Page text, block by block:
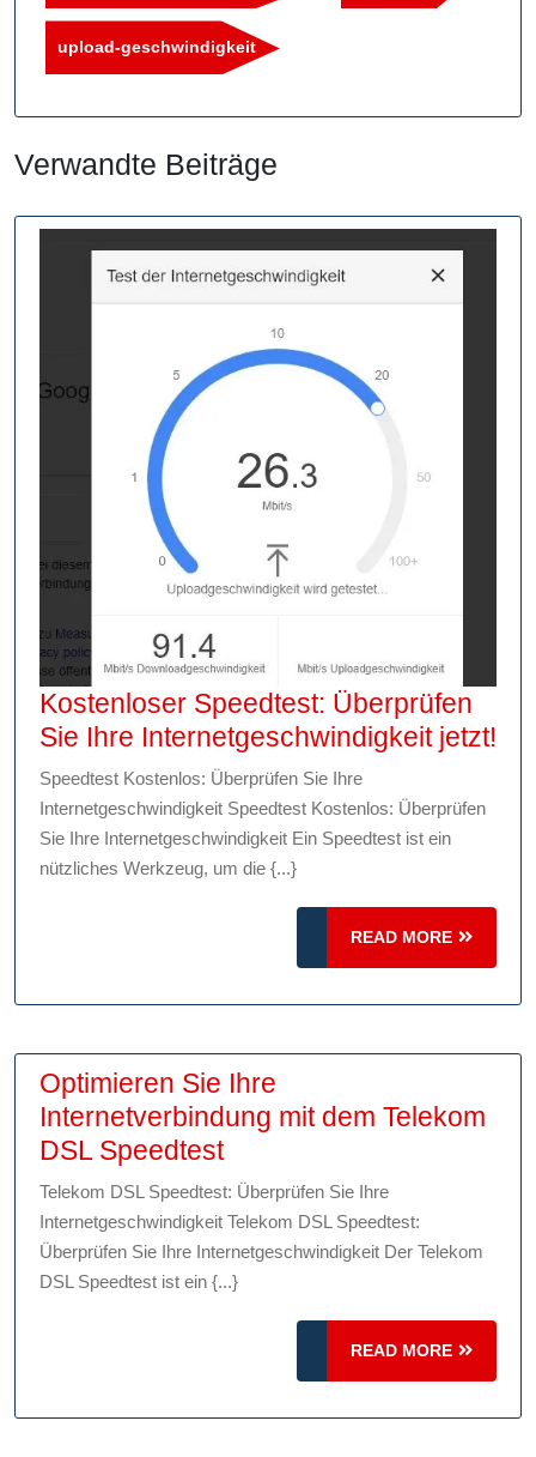
upload-geschwindigkeit
Verwandte Beiträge
Kostenloser Speedtest: Überprüfen
Sie Ihre Internetgeschwindigkeit jetzt!
Speedtest Kostenlos: Überprüfen Sie Ihre
Internetgeschwindigkeit Speedtest Kostenlos: Überprüfen
Sie Ihre Internetgeschwindigkeit Ein Speedtest ist ein
nützliches Werkzeug, um die {...}
READ MORE
READ
MORE
Optimieren Sie Ihre
Internetverbindung mit dem Telekom
DSL SpeedtestOptimieren
Sie
Ihre
Internetverbindung
mit
Speedtest
Telekom DSL Speedtest: Überprüfen Sie Ihre
Internetgeschwindigkeit Telekom DSL Speedtest:
Überprüfen Sie Ihre Internetgeschwindigkeit Der Telekom
DSL Speedtest ist ein {...}
READ MORE
READ
MORE